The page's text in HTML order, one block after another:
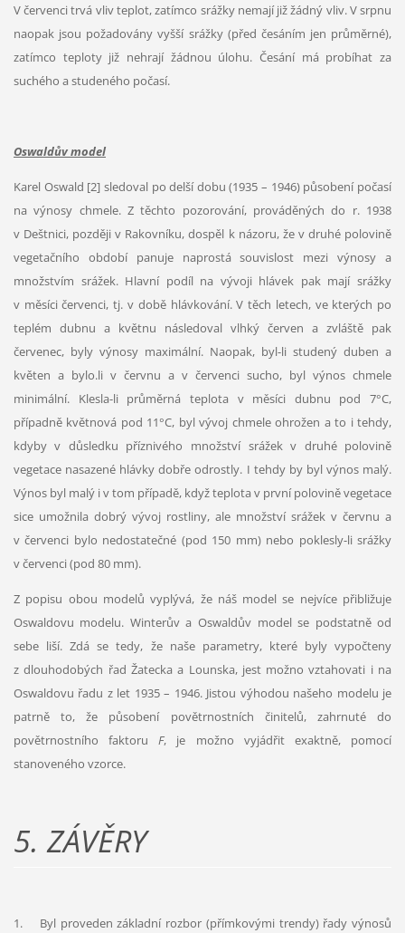
V červenci trvá vliv teplot, zatímco srážky nemají již žádný vliv. V srpnu
naopak jsou požadovány vyšší srážky (před česáním jen průměrné),
zatímco teploty již nehrají žádnou úlohu. Česání má probíhat za
suchého a studeného počasí.
Oswaldův model
Karel Oswald [2] sledoval po delší dobu (1935 – 1946) působení počasí
na výnosy chmele. Z těchto pozorování, prováděných do r. 1938
v Deštnici, později v Rakovníku, dospěl k názoru, že v druhé polovině
vegetačního období panuje naprostá souvislost mezi výnosy a
množstvím srážek. Hlavní podíl na vývoji hlávek pak mají srážky
v měsíci červenci, tj. v době hlávkování. V těch letech, ve kterých po
teplém dubnu a květnu následoval vlhký červen a zvláště pak
červenec, byly výnosy maximální. Naopak, byl-li studený duben a
květen a bylo.li v červnu a v červenci sucho, byl výnos chmele
minimální. Klesla-li průměrná teplota v měsíci dubnu pod 7°C,
případně květnová pod 11°C, byl vývoj chmele ohrožen a to i tehdy,
kdyby v důsledku příznivého množství srážek v druhé polovině
vegetace nasazené hlávky dobře odrostly. I tehdy by byl výnos malý.
Výnos byl malý i v tom případě, když teplota v první polovině vegetace
sice umožnila dobrý vývoj rostliny, ale množství srážek v červnu a
v červenci bylo nedostatečné (pod 150 mm) nebo poklesly-li srážky
v červenci (pod 80 mm).
Z popisu obou modelů vyplývá, že náš model se nejvíce přibližuje
Oswaldovu modelu. Winterův a Oswaldův model se podstatně od
sebe liší. Zdá se tedy, že naše parametry, které byly vypočteny
z dlouhodobých řad Žatecka a Lounska, jest možno vztahovati i na
Oswaldovu řadu z let 1935 – 1946. Jistou výhodou našeho modelu je
patrně to, že působení povětrnostních činitelů, zahrnuté do
povětrnostního faktoru F, je možno vyjádřit exaktně, pomocí
stanoveného vzorce.
5.ZÁVĚRY
1. Byl proveden základní rozbor (přímkovými trendy) řady výnosů